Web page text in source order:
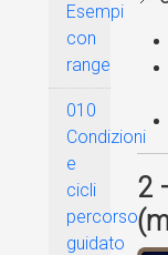
Esempi
con
range
010
Condizioni
e
cicli
percorso
guidato
2